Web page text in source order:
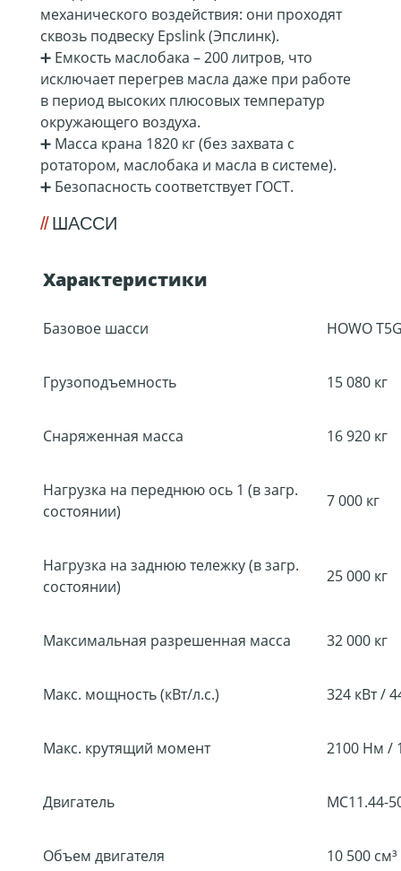
механического воздействия: они проходят
сквозь подвеску Epslink (Эпслинк).
➕ Емкость маслобака – 200 литров, что
исключает перегрев масла даже при работе
в период высоких плюсовых температур
окружающего воздуха.
➕ Масса крана 1820 кг (без захвата с
ротатором, маслобака и масла в системе).
➕ Безопасность соответствует ГОСТ.
ШАССИ
Характеристики
Базовое шасси HOWO
Грузоподъемность 15 080 кг
Снаряженная масса 16 920 кг
Нагрузка на переднюю ось 1 (в загр.
состоянии)
7 000 кг
Нагрузка на заднюю тележку (в загр.
состоянии)
25 000 кг
Максимальная разрешенная масса 32 000 кг
Макс. мощность (кВт/л.с.) 324 кВт /
Макс. крутящий момент 2100 Нм /
Двигатель MC11.44-
Объем двигателя 10 500 см³